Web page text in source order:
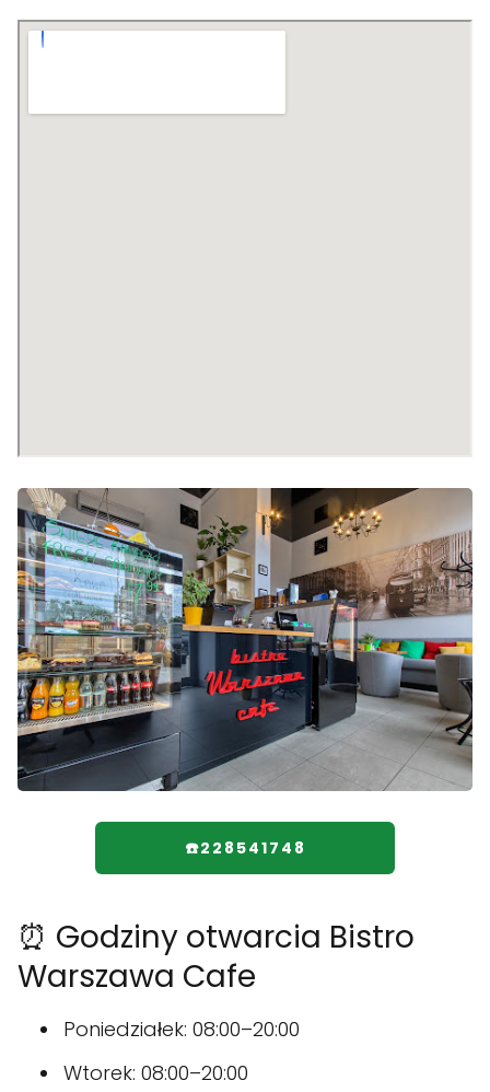
☎️228541748
⏰ Godziny otwarcia Bistro
Warszawa Cafe
Poniedziałek: 08:00–20:00
Wtorek: 08:00–20:00